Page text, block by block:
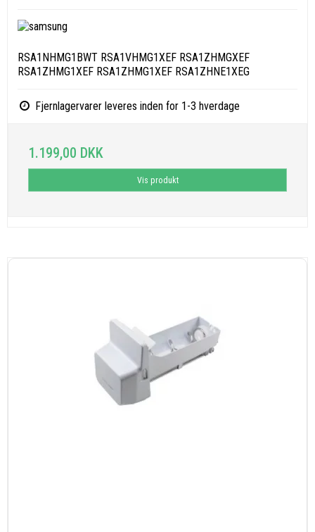
RSA1NHMG1BWT RSA1VHMG1XEF RSA1ZHMGXEF
RSA1ZHMG1XEF RSA1ZHMG1XEF RSA1ZHNE1XEG
Fjernlagervarer leveres inden for 1-3 hverdage
1.199,00 DKK
Vis produkt